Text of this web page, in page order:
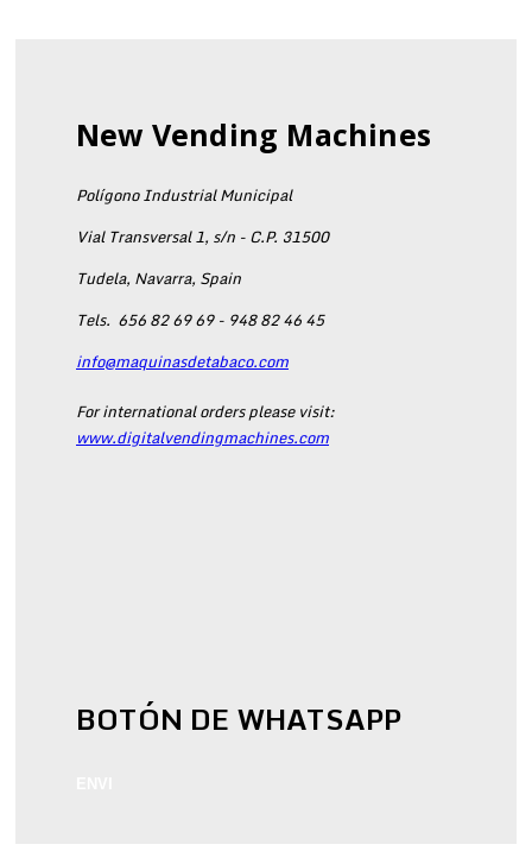
New Vending Machines
Polígono Industrial Municipal
Vial Transversal 1, s/n - C.P. 31500
Tudela, Navarra, Spain
Tels. 656 82 69 69 - 948 82 46 45
info@maquinasdetabaco.com
For international orders please visit:
www.digitalvendingmachines.com
BOTÓN DE WHATSAPP